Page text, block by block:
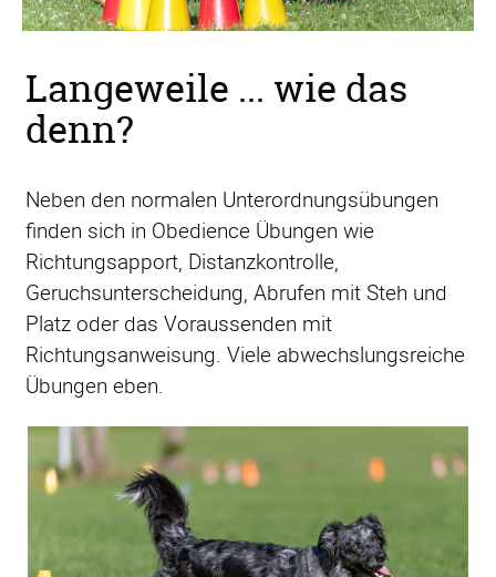
Langeweile ... wie das
denn?
Neben den normalen Unterordnungsübungen
finden sich in Obedience Übungen wie
Richtungsapport, Distanzkontrolle,
Geruchsunterscheidung, Abrufen mit Steh und
Platz oder das Voraussenden mit
Richtungsanweisung. Viele abwechslungsreiche
Übungen eben.